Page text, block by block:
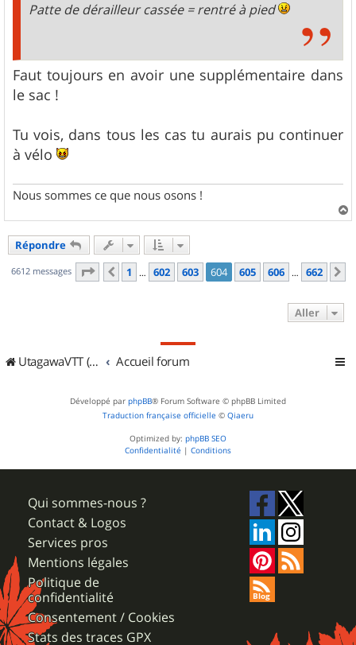
Patte de dérailleur cassée = rentré à pied
Faut toujours en avoir une supplémentaire dans
le sac !
Tu vois, dans tous les cas tu aurais pu continuer
à vélo
Nous sommes ce que nous osons !
a
Répondre
6612 messages Page 604 sur662
Précédent
1 … 602 603 604 605 606 … 662
Aller
UtagawaVTT (Randos VTT et VTTAE avec traces GPS) Accueil forum
Développé par phpBB® Forum Software © phpBB Limited
Traduction française officielle © Qiaeru
Optimized by: phpBB SEO
Confidentialité | Conditions
Qui sommes-nous ?
Contact & Logos
Services pros
Mentions légales
Politique de
confidentialité
Consentement / Cookies
Stats des traces GPX